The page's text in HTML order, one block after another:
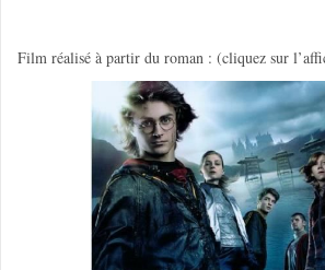
Film réalisé à partir du roman : (cliquez sur